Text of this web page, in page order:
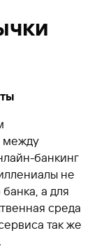
между
банкинг
не
а для
среда
так же